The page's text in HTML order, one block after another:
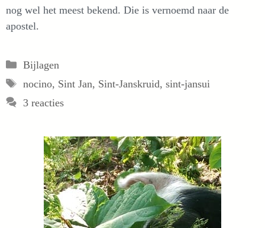
nog wel het meest bekend. Die is vernoemd naar de
apostel.
Categorieën
Bijlagen
Tags
nocino, Sint Jan, Sint-Janskruid, sint-jansui
3 reacties